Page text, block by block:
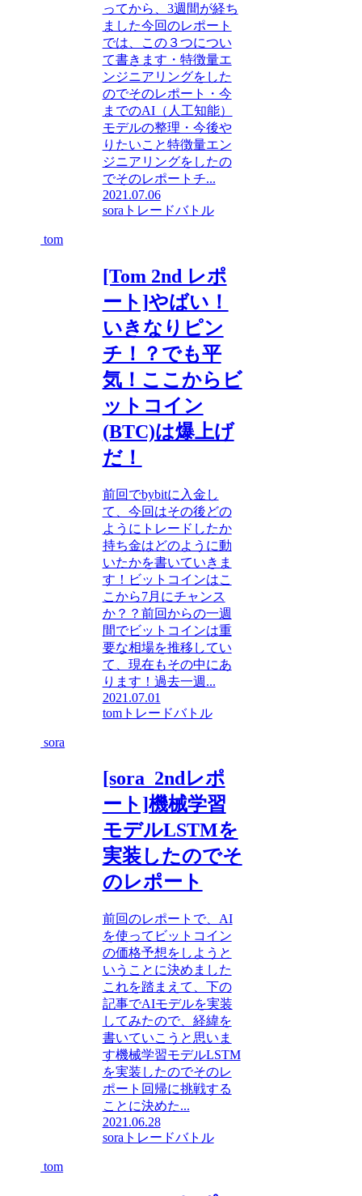
ってから、3週間が経ち
ました今回のレポート
では、この３つについ
て書きます・特徴量エ
ンジニアリングをした
のでそのレポート・今
までのAI（人工知能）
モデルの整理・今後や
りたいこと特徴量エン
ジニアリングをしたの
でそのレポートチ...
2021.07.06
sora トレードバトル
tom
[Tom 2nd レポ
ート]やばい！
いきなりピン
チ！？でも平
気！ここからビ
ットコイン
(BTC)は爆上げ
だ！
前回でbybitに入金し
て、今回はその後どの
ようにトレードしたか
持ち金はどのように動
いたかを書いていきま
す！ビットコインはこ
こから7月にチャンス
か？？前回からの一週
間でビットコインは重
要な相場を推移してい
て、現在もその中にあ
ります！過去一週...
2021.07.01
tomトレードバトル
sora
[sora_2ndレポ
ート]機械学習
モデルLSTMを
実装したのでそ
のレポート
前回のレポートで、AI
を使ってビットコイン
の価格予想をしようと
いうことに決めました
これを踏まえて、下の
記事でAIモデルを実装
してみたので、経緯を
書いていこうと思いま
す機械学習モデルLSTM
を実装したのでそのレ
ポート回帰に挑戦する
ことに決めた...
2021.06.28
sora トレードバトル
tom